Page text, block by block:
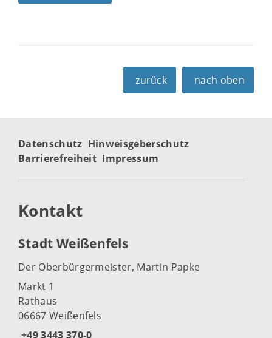
zurück nach oben
Datenschutz Hinweisgeberschutz
Barrierefreiheit Impressum
Kontakt
Stadt Weißenfels
Der Oberbürgermeister, Martin Papke
Markt 1
Rathaus
06667 Weißenfels
+49 3443 370-0